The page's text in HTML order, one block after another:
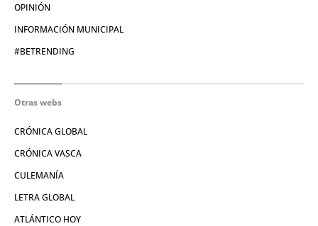
OPINIÓN
INFORMACIÓN MUNICIPAL
#BETRENDING
Otras webs
CRÓNICA GLOBAL
CRÓNICA VASCA
CULEMANÍA
LETRA GLOBAL
ATLÁNTICO HOY